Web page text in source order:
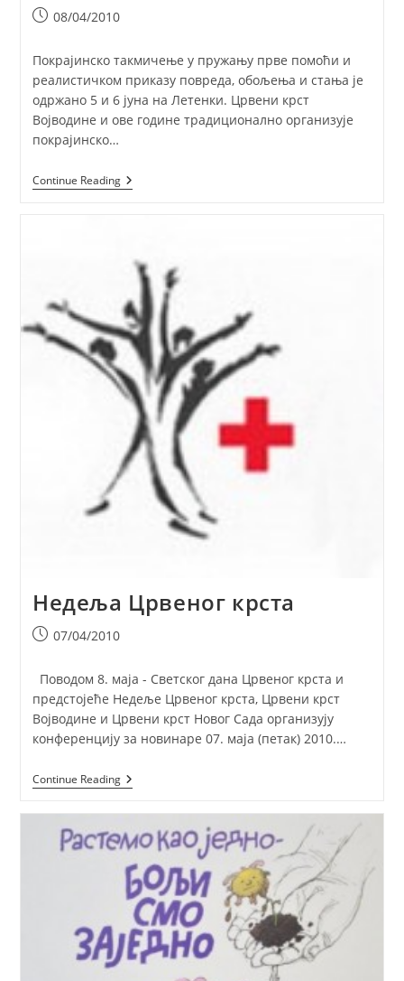
Post08/04/2010
Покрајинско такмичење у пружању прве помоћи и
реалистичком приказу повреда, обољења и стања је
одржано 5 и 6 јуна на Летенки. Црвени крст
Војводине и ове године традиционално организује
покрајинско…
Continue ReadingПокрајинско
Такмичење
Реалистичком
Приказу
Повреда,
Обољења
И
Стања
2010
Недеља Црвеног крста
Post07/04/2010
Поводом 8. маја - Светског дана Црвеног крста и
предстојеће Недеље Црвеног крста, Црвени крст
Војводине и Црвени крст Новог Сада организују
конференцију за новинаре 07. маја (петак) 2010.…
Continue ReadingНедеља
Црвеног